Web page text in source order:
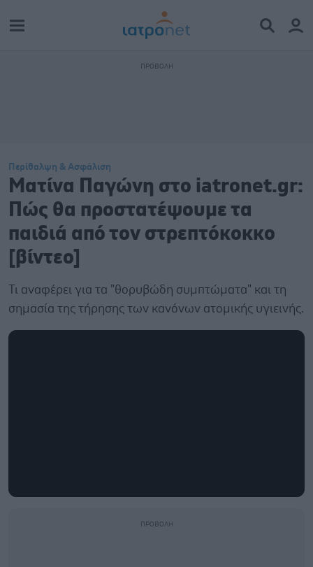
Περίθαλψη & Ασφάλιση
Ματίνα Παγώνη στο iatronet.gr:
Πώς θα προστατέψουμε τα
παιδιά από τον στρεπτόκοκκο
[βίντεο]
Τι αναφέρει για τα "θορυβώδη συμπτώματα" και τη
σημασία της τήρησης των κανόνων ατομικής υγιεινής.